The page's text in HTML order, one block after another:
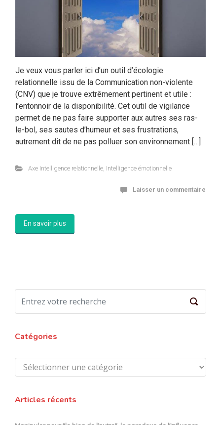
Je veux vous parler ici d’un outil d’écologie
relationnelle issu de la Communication non-violente
(CNV) que je trouve extrêmement pertinent et utile :
l’entonnoir de la disponibilité. Cet outil de vigilance
permet de ne pas faire supporter aux autres ses ras-
le-bol, ses sautes d’humeur et ses frustrations,
autrement dit de ne pas polluer son environnement […]
Axe Intelligence relationnelle, Intelligence émotionnelle
Laisser un commentaire
En savoir plus
Catégories
Catégories
Articles récents